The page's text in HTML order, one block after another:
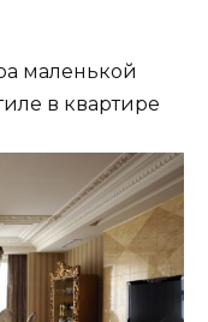
маленькой
в квартире